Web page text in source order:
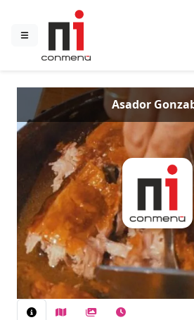
Asador